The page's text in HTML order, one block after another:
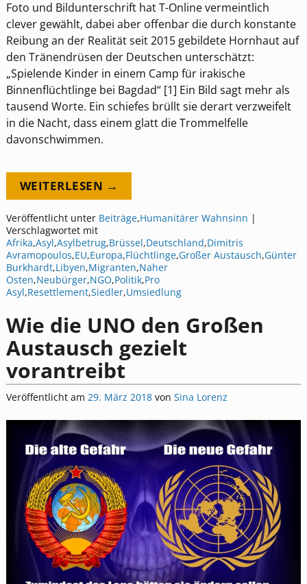
Foto und Bildunterschrift hat T-Online vermeintlich
clever gewählt, dabei aber offenbar die durch konstante
Reibung an der Realität seit 2015 gebildete Hornhaut auf
den Tränendrüsen der Deutschen unterschätzt:
„Spielende Kinder in einem Camp für irakische
Binnenflüchtlinge bei Bagdad“ [1] Ein Bild sagt mehr als
tausend Worte. Ein schiefes brüllt sie derart verzweifelt
in die Nacht, dass einem glatt die Trommelfelle
davonschwimmen.
WEITERLESEN →
Veröffentlicht unter Beiträge,Humanitärer Wahnsinn |
Verschlagwortet mit
Afrika,Asyl,Asylbetrug,Brüssel,Deutschland,Dimitris
Avramopoulos,EU,Europa,Flüchtlinge,Großer Austausch,Günter
Burkhardt,Libyen,Migranten,Naher
Osten,Neubürger,NGO,Politik,Pro
Asyl,Resettlement,Siedler,Umsiedlung
Wie die UNO den Großen
Austausch gezielt
vorantreibt
Veröffentlicht am 29. März 2018 von Sina Lorenz